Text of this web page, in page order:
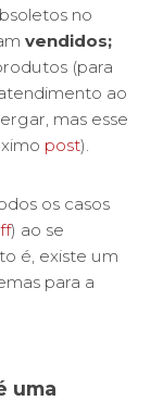
no
vendidos;
(para
ao
mas esse
post).
os casos
) ao se
é, existe um
para a
uma